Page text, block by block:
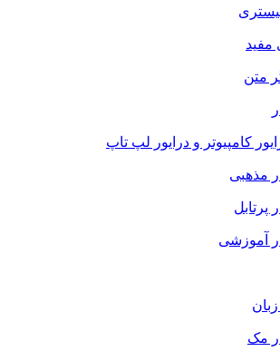
متن
کامپیوتر و درایور لپ تاپ
مذهبی
پرتابل
آموزشی
مک